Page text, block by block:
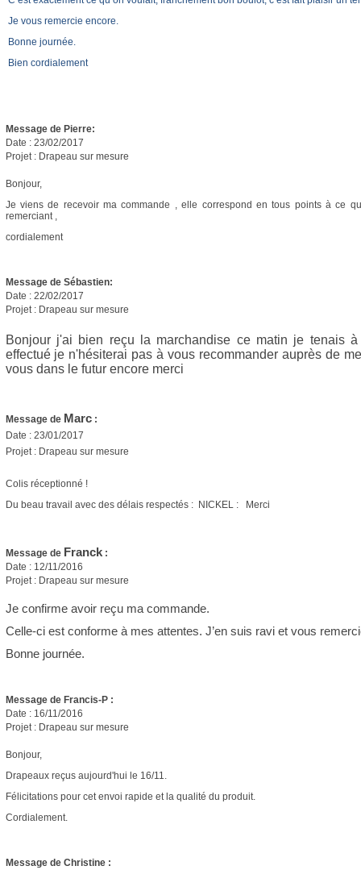
Je vous remercie encore.
Bonne journée.
Bien cordialement
Message de Pierre:
Date : 23/02/2017
Projet : Drapeau sur mesure
Bonjour,
Je viens de recevoir ma commande , elle correspond en tous points à ce
remerciant ,
cordialement
Message de Sébastien:
Date : 22/02/2017
Projet : Drapeau sur mesure
Bonjour j'ai bien reçu la marchandise ce matin je tenais
effectué je n'hésiterai pas à vous recommander auprès de
vous dans le futur encore merci
Message de Marc:
Date : 23/01/2017
Projet : Drapeau sur mesure
Colis réceptionné !
Du beau travail avec des délais respectés : NICKEL : Merci
Message de Franck:
Date : 12/11/2016
Projet : Drapeau sur mesure
Je confirme avoir reçu ma commande.
Celle-ci est conforme à mes attentes. J’en suis ravi et vous
Bonne journée.
Message de Francis-P :
Date : 16/11/2016
Projet : Drapeau sur mesure
Bonjour,
Drapeaux reçus aujourd'hui le 16/11.
Félicitations pour cet envoi rapide et la qualité du produit.
Cordialement.
Message de Christine :